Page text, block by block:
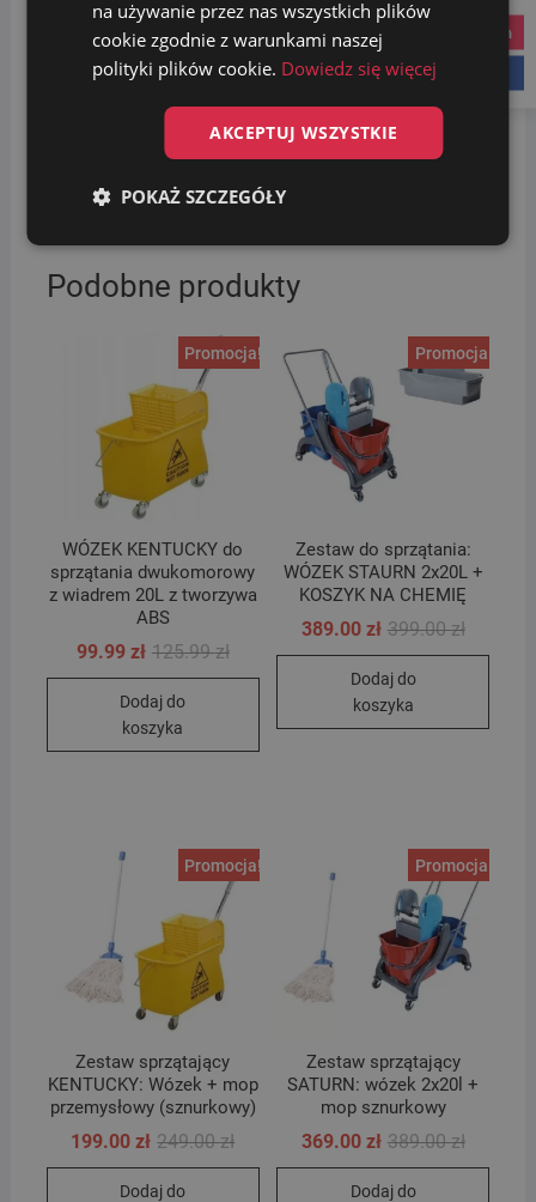
placówek publicznych.Wózki sprzątająceto idealna
opcja dla profesjonalnych firm zajmujących się
dbaniem o czystość. W ostatnich latach
wyposażyliśmy wiele hoteli i innych obiektów w
optymalne wózki sprzątające, dzięki czemu zyskaliśmy
mnóstwo zadowolonych Klientów. Zachęcamy do
skorzystania z naszej oferty. W razie pytań jesteśmy do
Podobne produkty
Promocja!
WÓZEK KENTUCKY do
sprzątania dwukomorowy
z wiadrem 20L z tworzywa
ABS
125.99złPierwotna
wynosiła:
99.99 zł
Aktualna
wynosi:
Dodaj do
koszyka
Promocja!
Zestaw do sprzątania:
WÓZEK STAURN 2x20L +
KOSZYK NA CHEMIĘ
399.00zł
389.00 zł
Aktualna
wynosi:
Dodaj do
koszyka
Promocja!
Zestaw sprzątający
KENTUCKY: Wózek + mop
przemysłowy (sznurkowy)
249.00złPierwotna
wynosiła:
199.00zł
Aktualna
wynosi:
Dodaj do
Promocja!
Zestaw sprzątający
SATURN: wózek 2x20l +
mop sznurkowy
389.00zł
369.00 zł
Aktualna
wynosi:
Dodaj do
instagram
na używanie przez nas wszystkich plików
cookie zgodnie z warunkami naszej
polityki plików cookie. Dowiedz się więcej
AKCEPTUJ WSZYSTKIE
POKAŻ SZCZEGÓŁY